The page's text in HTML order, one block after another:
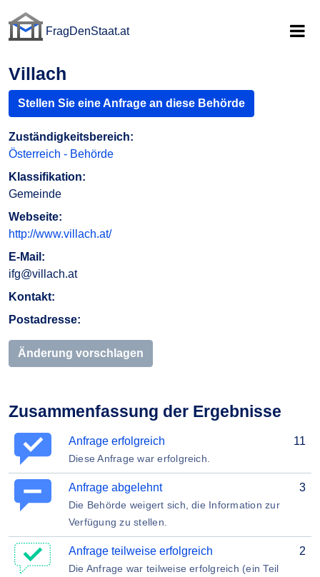
FragDenStaat.at
Villach
Stellen Sie eine Anfrage an diese Behörde
Zuständigkeitsbereich:
Österreich - Behörde
Klassifikation:
Gemeinde
Webseite:
http://www.villach.at/
E-Mail:
ifg@villach.at
Kontakt:
Postadresse:
Änderung vorschlagen
Zusammenfassung der Ergebnisse
Anfrage erfolgreich
Diese Anfrage war erfolgreich.
11
Anfrage abgelehnt
Die Behörde weigert sich, die Information zur
Verfügung zu stellen.
3
Anfrage teilweise erfolgreich
Die Anfrage war teilweise erfolgreich (ein Teil
2